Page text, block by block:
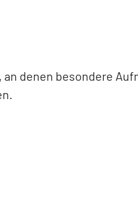
denen besondere